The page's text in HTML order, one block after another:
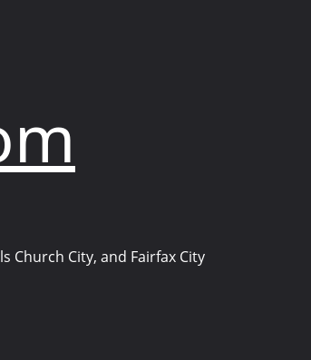
Church City, and Fairfax City